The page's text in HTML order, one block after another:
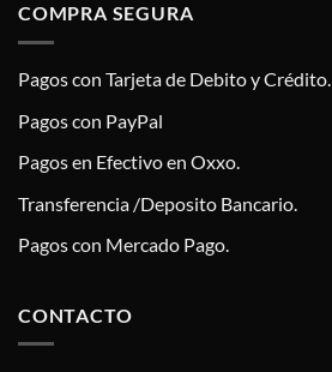
COMPRA SEGURA
Pagos con Tarjeta de Debito y Crédito.
Pagos con PayPal
Pagos en Efectivo en Oxxo.
Transferencia /Deposito Bancario.
Pagos con Mercado Pago.
CONTACTO